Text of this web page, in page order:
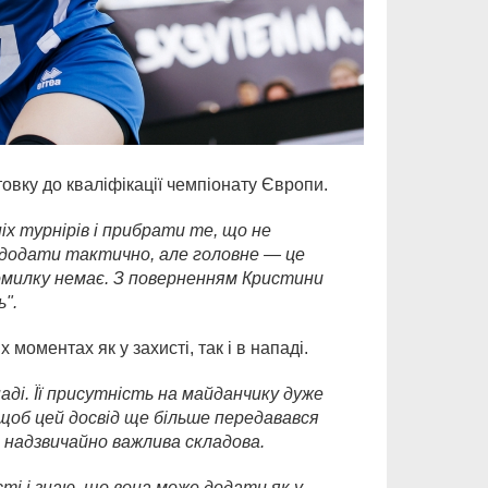
до кваліфікації чемпіонату Європи.
турнірів і прибрати те, що не
тактично, але головне — це
немає. З поверненням Кристини
".
як у захисті, так і в нападі.
Її присутність на майданчику дуже
цей досвід ще більше передавався
важлива складова.